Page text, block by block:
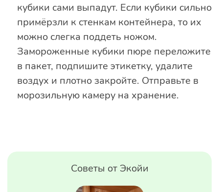
кубики сами выпадут. Если кубики сильно
примёрзли к стенкам контейнера, то их
можно слегка поддеть ножом.
Замороженные кубики пюре переложите
в пакет, подпишите этикетку, удалите
воздух и плотно закройте. Отправьте в
морозильную камеру на хранение.
Советы от Экойи